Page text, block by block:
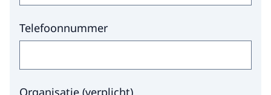
Telefoonnummer
Organisatie (verplicht)